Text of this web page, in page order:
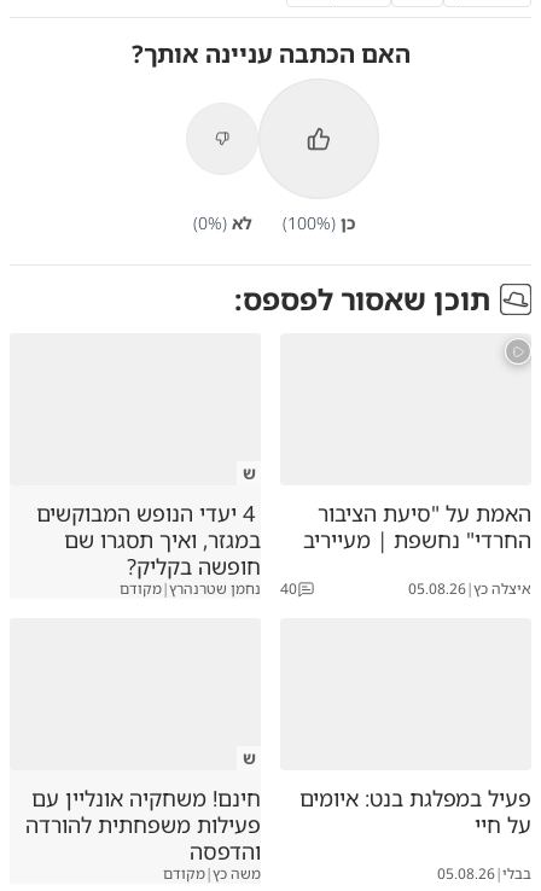
האם הכתבה עניינה אותך?
כן (
100%) לא (
0%)
תוכן שאסור לפספס:
האמת על "סיעת הציבור
החרדי" נחשפת | מעייריב
איצלה כץ|
05.08.26
40
ש
4 יעדי הנופש המבוקשים
במגזר, ואיך תסגרו שם
חופשה בקליק?
נחמן שטרנהרץ|מקודם
פעיל במפלגת בנט: איומים
על חיי
בבלי|
05.08.26
ש
חינם! משחקיה אונליין עם
פעילות משפחתית להורדה
והדפסה
משה כץ|מקודם